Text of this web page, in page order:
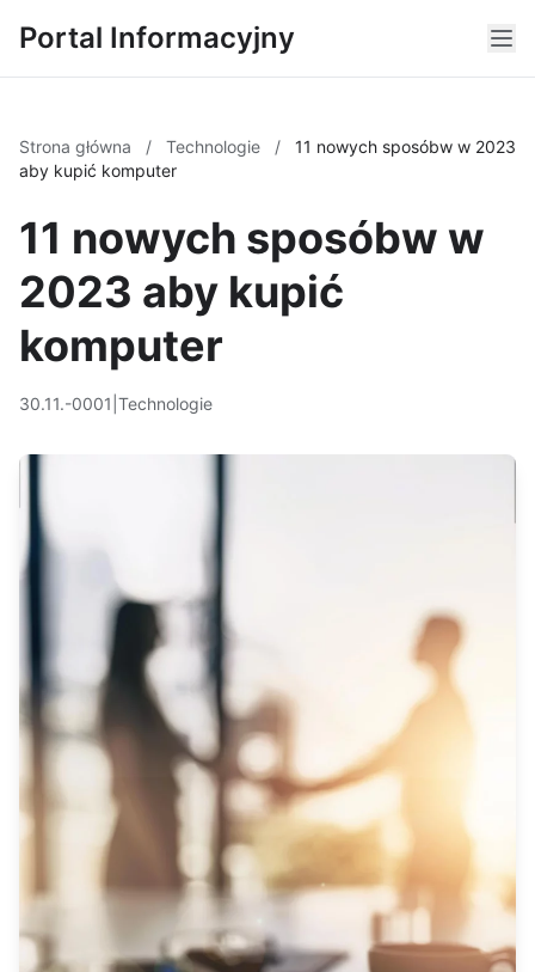
Portal Informacyjny
Strona główna / Technologie /
11 nowych sposóbw w 2023
aby kupić komputer
11 nowych sposóbw w
2023 aby kupić
komputer
30.11.-0001 Technologie